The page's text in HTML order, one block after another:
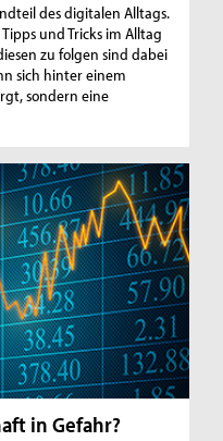
des digitalen Alltags.
und Tricks im Alltag
zu folgen sind dabei
sich hinter einem
sondern eine
in Gefahr?